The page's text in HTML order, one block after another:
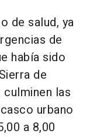
de salud, ya
de
había sido
de
culminen las
urbano
a 8,00